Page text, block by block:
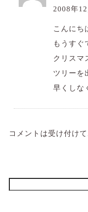
2008年
こんにち
もうすぐ
クリスマ
ツリーを
早くしな
コメントは受け付けて